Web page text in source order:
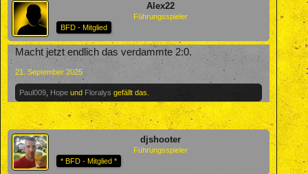
Alex22
Führungsspieler
BFD - Mitglied
Macht jetzt endlich das verdammte 2:0.
21. September 2025
Paul009 Hope und Floralys gefällt das.
djshooter
Führungsspieler
* BFD - Mitglied *